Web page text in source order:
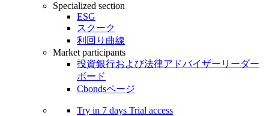
Specialized section
ESG
スクーク
利回り曲線
Market participants
投資銀行および法律アドバイザーリーダー
ボード
Cbondsページ
Try in 7 days Trial access